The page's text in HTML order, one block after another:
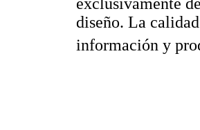
diseño. La
información y